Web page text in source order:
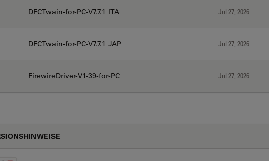
DFCTwain-for-PC-V7.7.1 ITA Jul 27, 2026
DFCTwain-for-PC-V7.7.1 JAP Jul 27, 2026
FirewireDriver-V1-39-for-PC Jul 27, 2026